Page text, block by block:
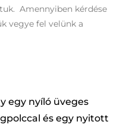
Amennyiben kérdése
vegye fel velünk a
egy nyíló üveges
és egy nyitott